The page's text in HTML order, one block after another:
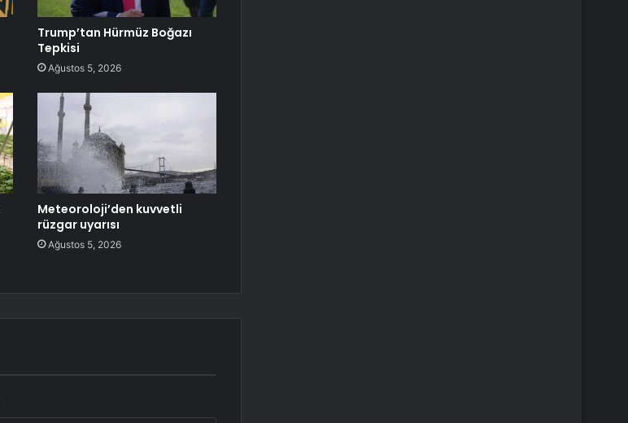
Trump’tan Hürmüz Boğazı
Tepkisi
Ağustos 5, 2026
Meteoroloji’den kuvvetli
rüzgar uyarısı
Ağustos 5, 2026